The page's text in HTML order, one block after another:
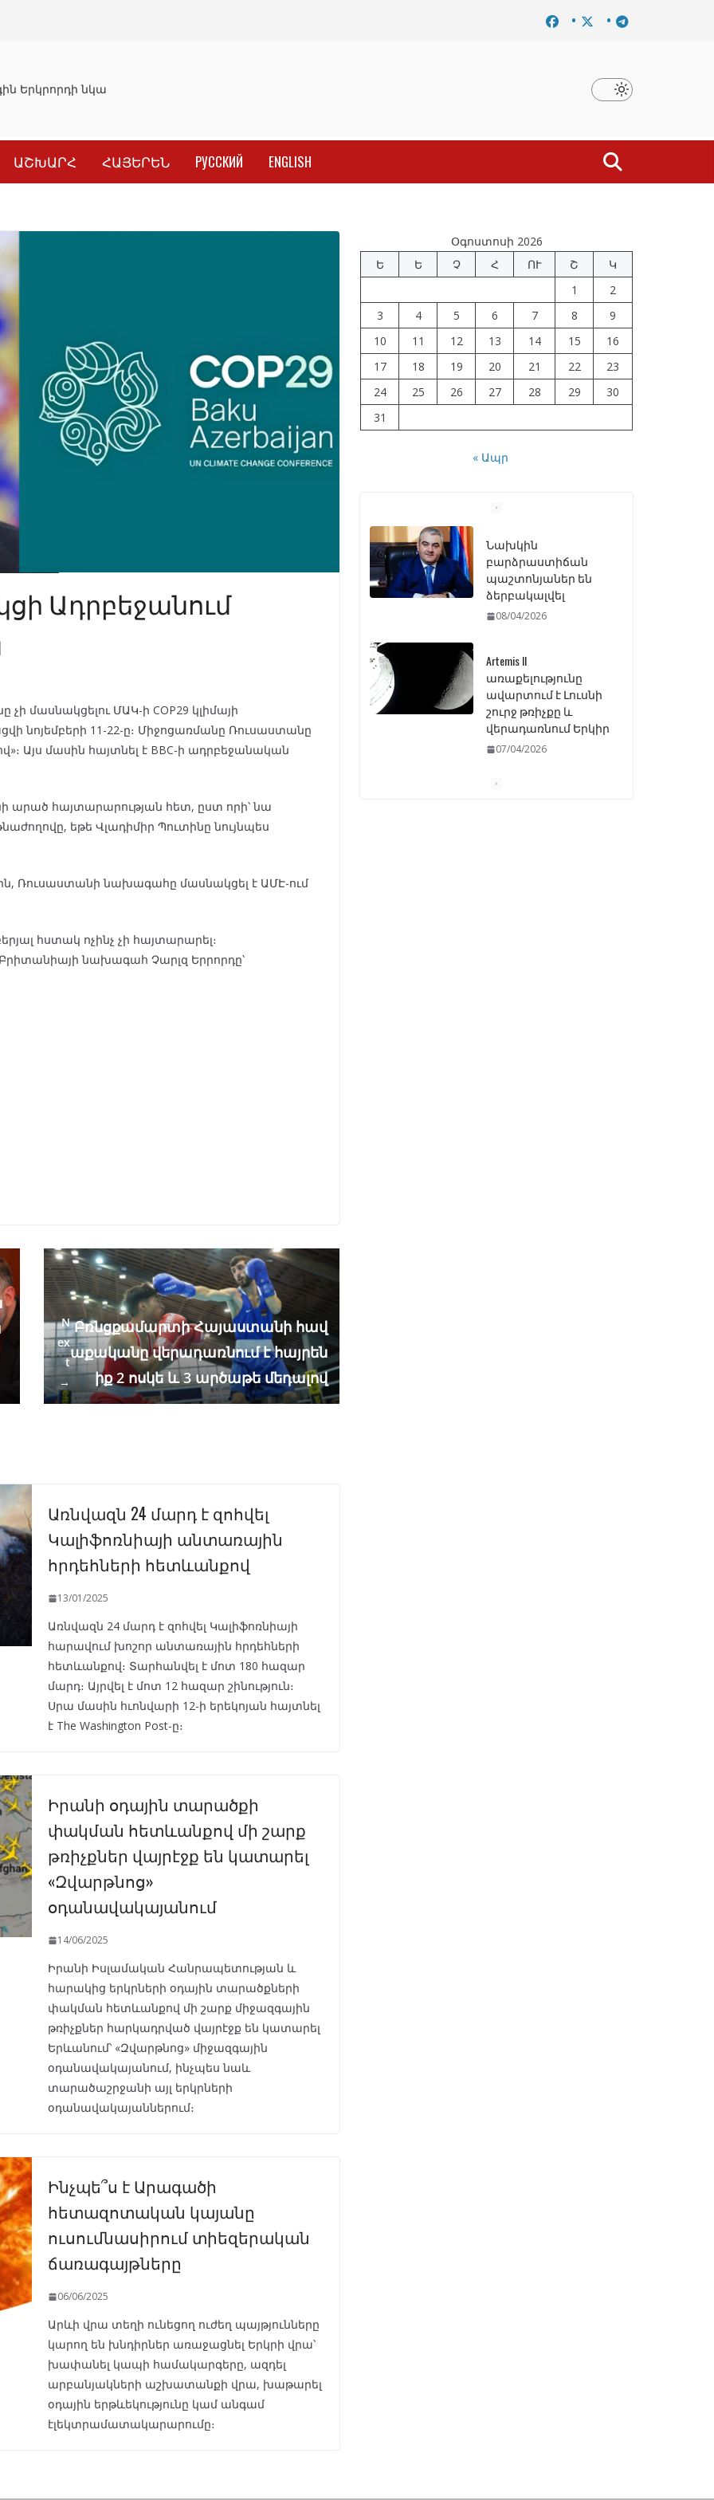
նկատմամբ սահմանափակման վերացման որոշումը Նախկին բարձրաստիճան պաշտոնյաներ են
ԱՇԽԱՐՀ ՀԱՅԵՐԵՆ РУССКИЙ ENGLISH
Ադրբեջանում
մասնակցելու ՄԱԿ-ի COP29 կլիմայի
նոյեմբերի 11-22-ը։ Միջոցառմանը Ռուսաստանը
Այս մասին հայտնել է BBC-ի ադրբեջանական
արած հայտարարության հետ, ըստ որի՝ նա
եթե Վլադիմիր Պուտինը նույնպես
Ռուսաստանի նախագահը մասնակցել է ԱՄԷ-ում
հստակ ոչինչ չի հայտարարել։
նախագահ Չարլզ Երրորդը՝
N
ex
t
→
Բռնցքամարտի Հայաստանի հավ
աքականը վերադառնում է հայրեն
իք 2 ոսկե և 3 արծաթե մեդալով
Առնվազն 24 մարդ է զոհվել
Կալիֆոռնիայի անտառային
հրդեհների հետևանքով
13/01/2025
Առնվազն 24 մարդ է զոհվել Կալիֆոռնիայի
հարավում խոշոր անտառային հրդեհների
հետևանքով։ Տարհանվել է մոտ 180 հազար
մարդ։ Այրվել է մոտ 12 հազար շինություն։
Սրա մասին հւոնվարի 12-ի երեկոյան հայտնել
է The Washington Post-ը։
Իրանի օդային տարածքի
փակման հետևանքով մի շարք
թռիչքներ վայրէջք են կատարել
«Զվարթնոց»
օդանավակայանում
14/06/2025
Իրանի Իսլամական Հանրապետության և
հարակից երկրների օդային տարածքների
փակման հետևանքով մի շարք միջազգային
թռիչքներ հարկադրված վայրէջք են կատարել
Երևանում՝ «Զվարթնոց» միջազգային
օդանավակայանում, ինչպես նաև
տարածաշրջանի այլ երկրների
օդանավակայաններում։
Ինչպե՞ս է Արագածի
հետազոտական կայանը
ուսումնասիրում տիեզերական
ճառագայթները
06/06/2025
Արևի վրա տեղի ունեցող ուժեղ պայթյունները
կարող են խնդիրներ առաջացնել Երկրի վրա՝
խափանել կապի համակարգերը, ազդել
արբանյակների աշխատանքի վրա, խաթարել
օդային երթևեկությունը կամ անգամ
էլեկտրամատակարարումը։
Օգոստոսի 2026
Ե
Ե Չ Հ ՈՒ Շ
Կ
1
2
3
4 5 6 7 8
9
10
11 12 13 14 15
16
17
18 19 20 21 22
23
24
25 26 27 28 29
30
31
« Ապր
Նախկին
բարձրաստիճան
պաշտոնյաներ են
ձերբակալվել
08/04/2026
Artemis II
առաքելությունը
ավարտում է Լուսնի
շուրջ թռիչքը և
վերադառնում Երկիր
07/04/2026